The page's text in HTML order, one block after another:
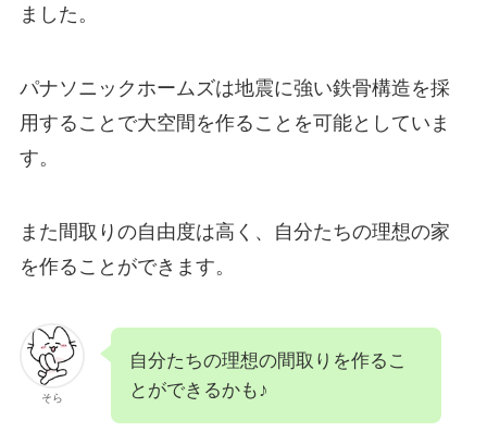
ました。
パナソニックホームズは地震に強い鉄骨構造を採
用することで大空間を作ることを可能としていま
す。
また間取りの自由度は高く、自分たちの理想の家
を作ることができます。
そら
自分たちの理想の間取りを作るこ
とができるかも♪